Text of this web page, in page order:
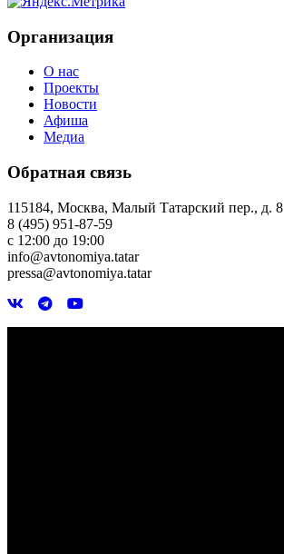
Организация
О нас
Проекты
Новости
Афиша
Медиа
Обратная связь
115184, Москва, Малый Татарский пер., д. 8
8 (495) 951-87-59
с 12:00 до 19:00
info@avtonomiya.tatar
pressa@avtonomiya.tatar